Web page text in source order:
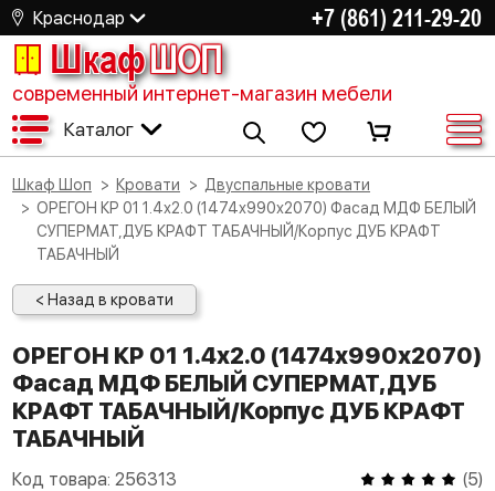
Краснодар +7 (861) 211-29-20
ШкафШОП
современный интернет-магазин мебели
Каталог
Шкаф Шоп Кровати
Двуспальные кровати
ОРЕГОН КР 01 1.4х2.0 (1474х990х2070) Фасад МДФ БЕЛЫЙ
СУПЕРМАТ,ДУБ КРАФТ ТАБАЧНЫЙ/Корпус ДУБ КРАФТ
ТАБАЧНЫЙ
< Назад в кровати
ОРЕГОН КР 01 1.4х2.0 (1474х990х2070)
Фасад МДФ БЕЛЫЙ СУПЕРМАТ,ДУБ
КРАФТ ТАБАЧНЫЙ/Корпус ДУБ КРАФТ
ТАБАЧНЫЙ
Код товара: 256313 (5)